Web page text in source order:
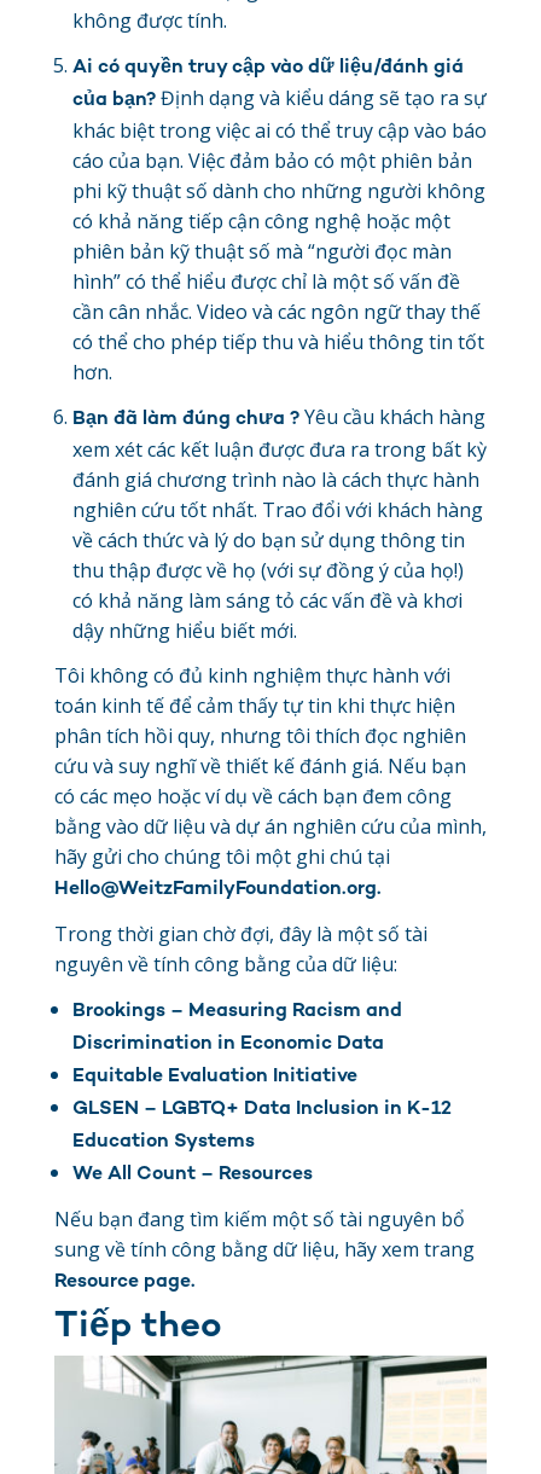
không được tính.
Ai có quyền truy cập vào dữ liệu/đánh giá
của bạn?Định dạng và kiểu dáng sẽ tạo ra sự
khác biệt trong việc ai có thể truy cập vào báo
cáo của bạn. Việc đảm bảo có một phiên bản
phi kỹ thuật số dành cho những người không
có khả năng tiếp cận công nghệ hoặc một
phiên bản kỹ thuật số mà “người đọc màn
hình” có thể hiểu được chỉ là một số vấn đề
cần cân nhắc. Video và các ngôn ngữ thay thế
có thể cho phép tiếp thu và hiểu thông tin tốt
hơn.
Bạn đã làm đúng chưa ?Yêu cầu khách hàng
xem xét các kết luận được đưa ra trong bất kỳ
đánh giá chương trình nào là cách thực hành
nghiên cứu tốt nhất. Trao đổi với khách hàng
về cách thức và lý do bạn sử dụng thông tin
thu thập được về họ (với sự đồng ý của họ!)
có khả năng làm sáng tỏ các vấn đề và khơi
dậy những hiểu biết mới.
Tôi không có đủ kinh nghiệm thực hành với
toán kinh tế để cảm thấy tự tin khi thực hiện
phân tích hồi quy, nhưng tôi thích đọc nghiên
cứu và suy nghĩ về thiết kế đánh giá. Nếu bạn
có các mẹo hoặc ví dụ về cách bạn đem công
bằng vào dữ liệu và dự án nghiên cứu của mình,
hãy gửi cho chúng tôi một ghi chú tại
Hello@WeitzFamilyFoundation.org.
Trong thời gian chờ đợi, đây là một số tài
nguyên về tính công bằng của dữ liệu:
Brookings – Measuring Racism and
Discrimination in Economic Data
Equitable Evaluation Initiative
GLSEN – LGBTQ+ Data Inclusion in K-12
Education Systems
We All Count – Resources
Nếu bạn đang tìm kiếm một số tài nguyên bổ
sung về tính công bằng dữ liệu, hãy xem trang
Resource page.
Tiếp theo